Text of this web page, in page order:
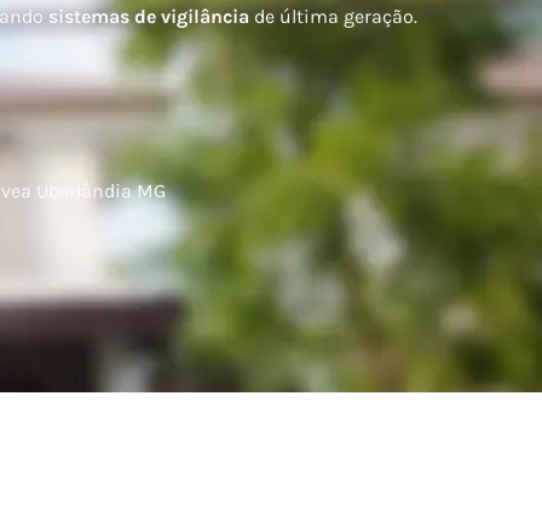
sistemas de vigilância de última geração.
Uberlândia MG